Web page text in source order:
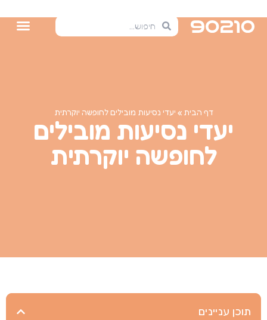
דף הבית » יעדי נסיעות מובילים לחופשה יוקרתית
יעדי נסיעות מובילים
לחופשה יוקרתית
תוכן עניינים